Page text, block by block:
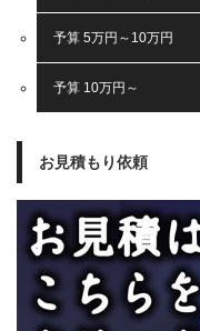
予算 5万円～10万円
予算 10万円～
お見積もり依頼